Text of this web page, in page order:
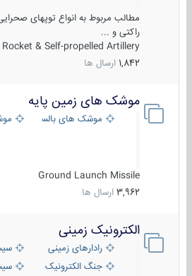
مطالب مربوط به انواع توپهای
راکتی و ...
, Rocket & Self-propelled Artillery ...
1,842 ارسال ها
موشک های زمین پایه
موشک های بالستیک
Ground Launch Missile
3,962 ارسال ها
الکترونیک زمینی
رادارهای زمینی
جنگ الکترونیک